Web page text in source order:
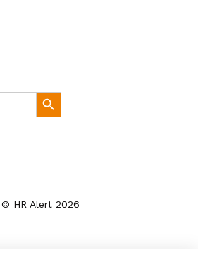
Zoekknop
© HR Alert 2026